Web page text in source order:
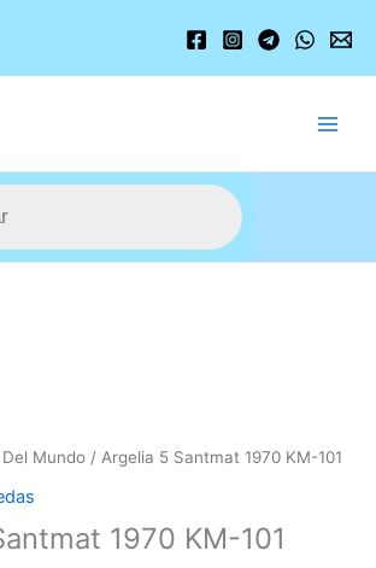
Del Mundo / Argelia 5 Santmat 1970 KM-101
1970 KM-101